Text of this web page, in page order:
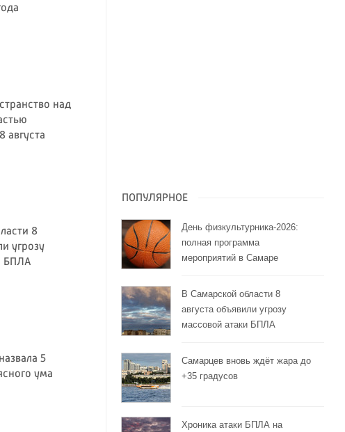
над
августа
8
угрозу
БПЛА
5
ума
ПОПУЛЯРНОЕ
День физкультурника-2026:
полная программа
мероприятий в Самаре
В Самарской области 8
августа объявили угрозу
массовой атаки БПЛА
Самарцев вновь ждёт жара до
+35 градусов
Хроника атаки БПЛА на